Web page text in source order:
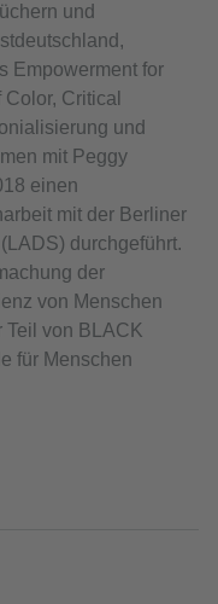
und
Empowerment for
Critical
und
mit Peggy
einen
mit der Berliner
durchgeführt.
der
von Menschen
Teil von BLACK
für Menschen